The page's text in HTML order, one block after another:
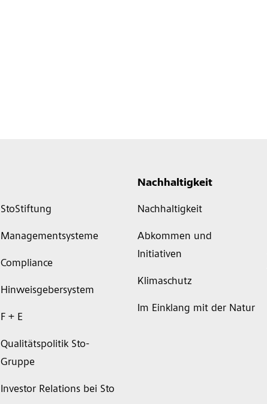
StoStiftung
Managementsysteme
Compliance
Hinweisgebersystem
F + E
Qualitätspolitik Sto-
Gruppe
Investor Relations bei Sto
Nachhaltigkeit
Nachhaltigkeit
Abkommen und
Initiativen
Klimaschutz
Im Einklang mit der Natur